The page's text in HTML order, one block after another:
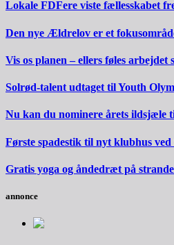
Lokale FDFere viste fællesskabet
Den nye Ældrelov er et
Vis os planen – ellers føles arbejdet
Solrød-talent udtaget til Youth
Nu kan du nominere årets ildsjæle
Første spadestik til nyt klubhus
Gratis yoga og åndedræt på
annonce